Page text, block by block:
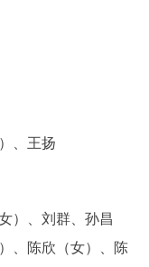
、王扬
）、刘群、孙昌
、陈欣（女）、陈